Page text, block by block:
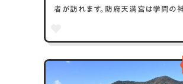
者が訪れます。防府天満宮は学問の
い海岸線が特徴です。特産品には、防
いみかんや、防府うどんがあります。